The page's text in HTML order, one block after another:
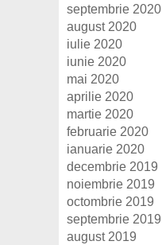
septembrie 2020
august 2020
iulie 2020
iunie 2020
mai 2020
aprilie 2020
martie 2020
februarie 2020
ianuarie 2020
decembrie 2019
noiembrie 2019
octombrie 2019
septembrie 2019
august 2019